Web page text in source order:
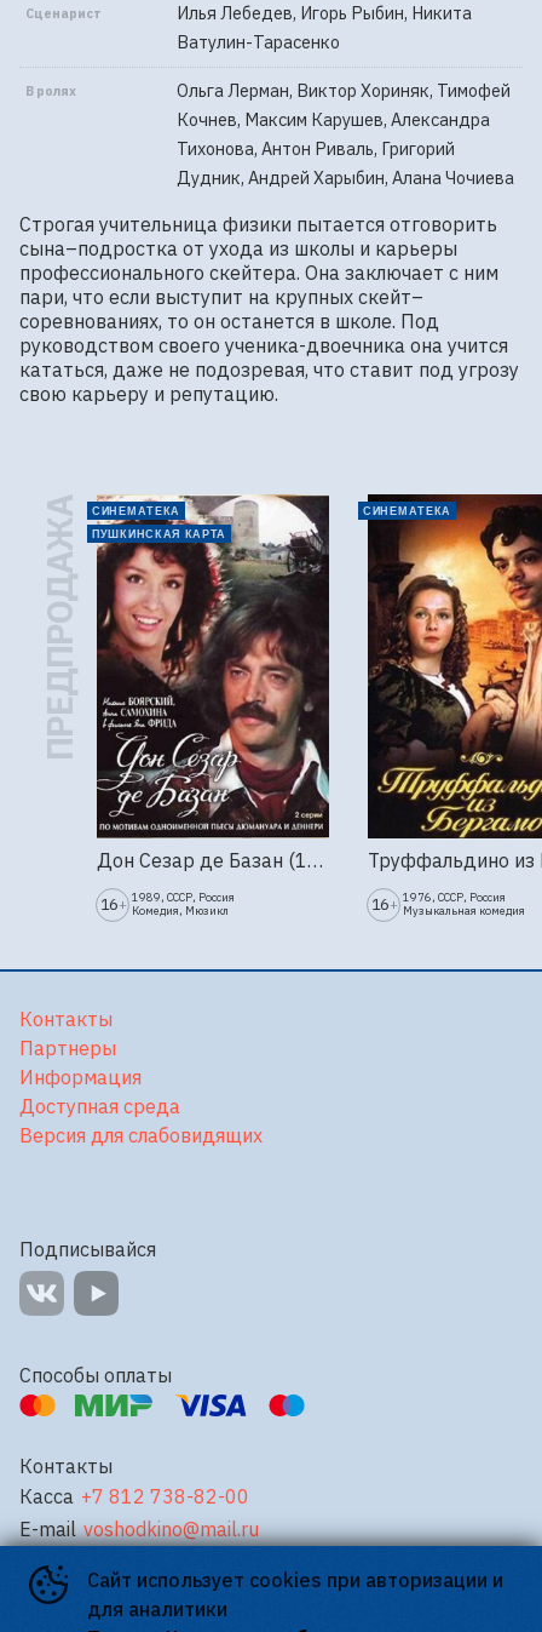
Сценарист
Илья Лебедев, Игорь Рыбин, Никита
Ватулин-Тарасенко
В ролях
Ольга Лерман, Виктор Хориняк, Тимофей
Кочнев, Максим Карушев, Александра
Тихонова, Антон Риваль, Григорий
Дудник, Андрей Харыбин, Алана Чочиева
Строгая учительница физики пытается отговорить
сына–подростка от ухода из школы и карьеры
профессионального скейтера. Она заключает с ним
пари, что если выступит на крупных скейт–
соревнованиях, то он останется в школе. Под
руководством своего ученика-двоечника она учится
кататься, даже не подозревая, что ставит под угрозу
свою карьеру и репутацию.
ПРЕДПРОДАЖА
СИНЕМАТЕКА
ПУШКИНСКАЯ КАРТА
Дон Сезар де Базан (1989г., Ленфильм, 2 серии)
16+ 1989, СССР, Россия
Комедия, Мюзикл
СИНЕМАТЕКА
16+ 1976, СССР, Россия
Музыкальная комедия
Сайт использует cookies при авторизации и
для аналитики
Контакты
Партнеры
Информация
Доступная среда
Версия для слабовидящих
Подписывайся
Способы оплаты
Контакты
Касса +7 812 738-82-00
E-mail voshodkino@mail.ru